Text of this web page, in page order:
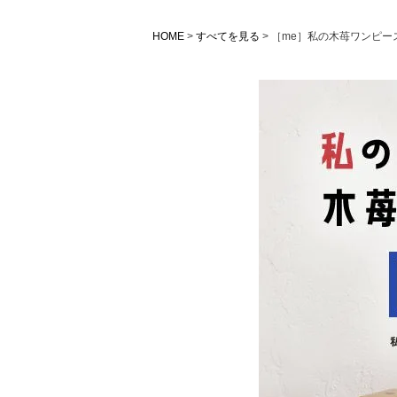
HOME すべてを見る ［me］私の木苺ワンピー